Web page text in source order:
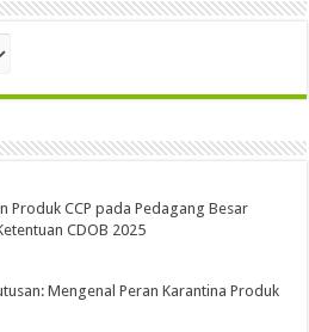
Produk CCP pada Pedagang Besar
CDOB 2025
Mengenal Peran Karantina Produk